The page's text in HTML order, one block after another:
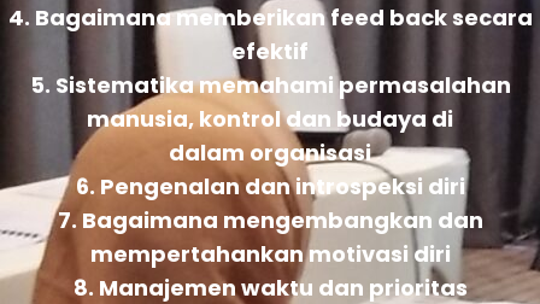
4. Bagaimana memberikan feed back secara
efektif
5. Sistematika memahami permasalahan
manusia, kontrol dan budaya di
dalam organisasi
6. Pengenalan dan introspeksi diri
7. Bagaimana mengembangkan dan
mempertahankan motivasi diri
8. Manajemen waktu dan prioritas